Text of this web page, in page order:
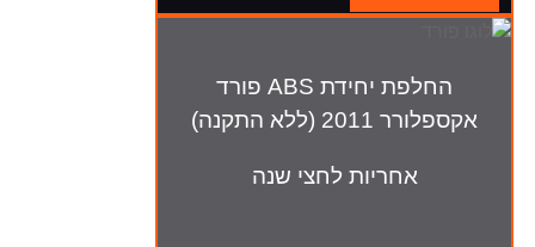
החלפת יחידת ABS פורד
אקספלורר 2011 (ללא התקנה)
אחריות לחצי שנה